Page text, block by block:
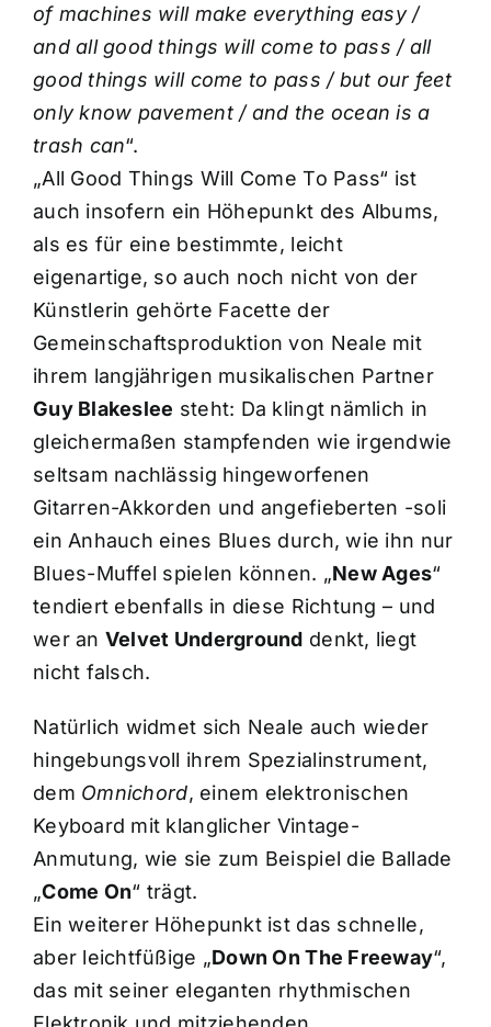
of machines will make everything easy /
and all good things will come to pass / all
good things will come to pass / but our feet
only know pavement / and the ocean is a
trash can“.
„All Good Things Will Come To Pass“ ist
auch insofern ein Höhepunkt des Albums,
als es für eine bestimmte, leicht
eigenartige, so auch noch nicht von der
Künstlerin gehörte Facette der
Gemeinschaftsproduktion von Neale mit
ihrem langjährigen musikalischen Partner
Guy Blakeslee steht: Da klingt nämlich in
gleichermaßen stampfenden wie irgendwie
seltsam nachlässig hingeworfenen
Gitarren-Akkorden und angefieberten -soli
ein Anhauch eines Blues durch, wie ihn nur
Blues-Muffel spielen können. „New Ages“
tendiert ebenfalls in diese Richtung – und
wer an Velvet Underground denkt, liegt
nicht falsch.
Natürlich widmet sich Neale auch wieder
hingebungsvoll ihrem Spezialinstrument,
dem Omnichord, einem elektronischen
Keyboard mit klanglicher Vintage-
Anmutung, wie sie zum Beispiel die Ballade
„Come On“ trägt.
Ein weiterer Höhepunkt ist das schnelle,
aber leichtfüßige „Down On The Freeway“,
das mit seiner eleganten rhythmischen